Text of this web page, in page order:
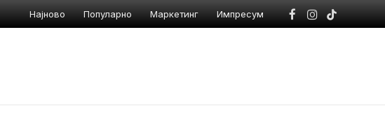
Најново Популарно Маркетинг Импресум
Facebook
Instagram
TikTok